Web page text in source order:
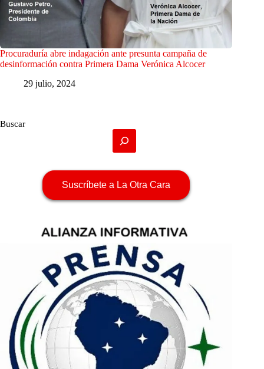
Procuraduría abre indagación ante presunta campaña de
desinformación contra Primera Dama Verónica Alcocer
29 julio, 2024
Buscar
Suscríbete a La Otra Cara